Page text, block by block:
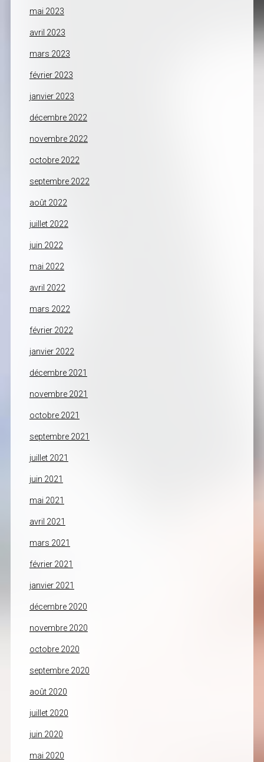
mai 2023
avril 2023
mars 2023
février 2023
janvier 2023
décembre 2022
novembre 2022
octobre 2022
septembre 2022
août 2022
juillet 2022
juin 2022
mai 2022
avril 2022
mars 2022
février 2022
janvier 2022
décembre 2021
novembre 2021
octobre 2021
septembre 2021
juillet 2021
juin 2021
mai 2021
avril 2021
mars 2021
février 2021
janvier 2021
décembre 2020
novembre 2020
octobre 2020
septembre 2020
août 2020
juillet 2020
juin 2020
mai 2020